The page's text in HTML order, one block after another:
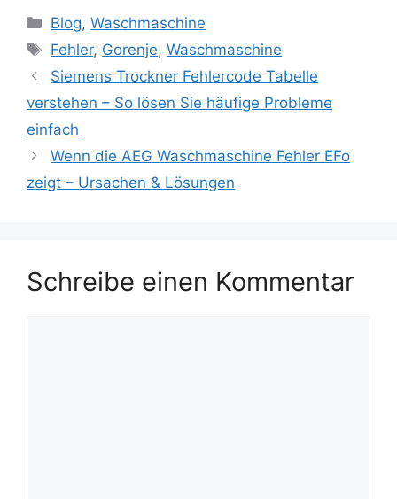
Kategorien
Blog,Waschmaschine
Schlagwörter
Fehler, Gorenje,Waschmaschine
Siemens Trockner Fehlercode Tabelle
verstehen – So lösen Sie häufige Probleme
einfach
Wenn die AEG Waschmaschine Fehler EFo
zeigt – Ursachen & Lösungen
Schreibe einen Kommentar